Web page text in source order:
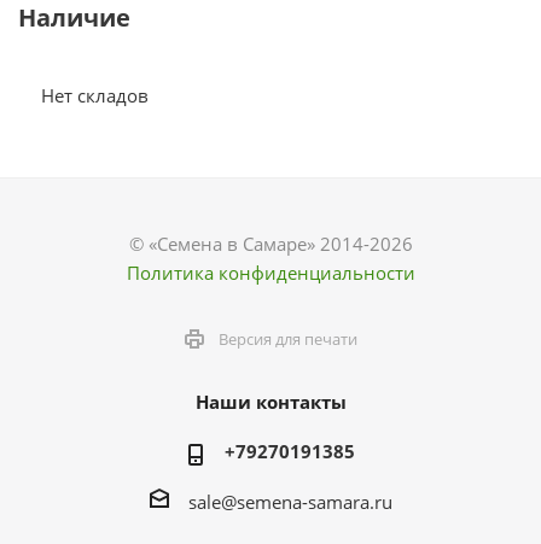
Наличие
Нет складов
© «Семена в Самаре» 2014-2026
Политика конфиденциальности
Версия для печати
Наши контакты
+79270191385
sale@semena-samara.ru